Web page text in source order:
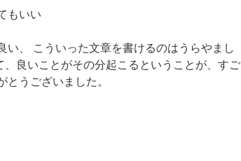
もいい
い、 こういった文章を書けるのはうらやまし
良いことがその分起こるということが、すご
うございました。